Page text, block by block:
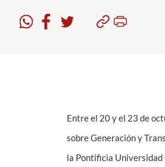
Entre el 20 y el 23 de
sobre Generación y
la Pontificia Universidad